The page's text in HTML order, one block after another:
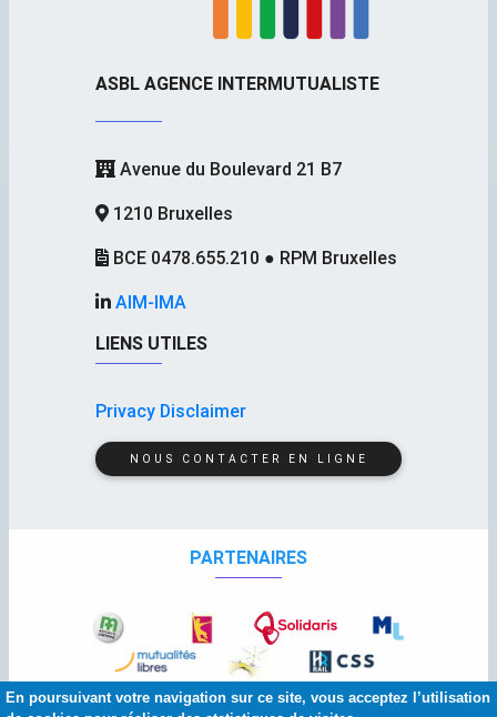
En poursuivant votre navigation sur ce site, vous acceptez l’utilisation
ASBL AGENCE INTERMUTUALISTE
Avenue du Boulevard 21 B7
1210 Bruxelles
BCE 0478.655.210 ● RPM Bruxelles
AIM-IMA
LIENS UTILES
Privacy Disclaimer
NOUS CONTACTER EN LIGNE
PARTENAIRES